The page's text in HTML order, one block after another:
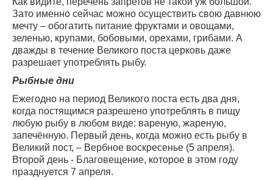
Зато именно сейчас можно осуществить свою давнюю
мечту – обогатить питание фруктами и овощами,
зеленью, крупами, бобовыми, орехами, грибами. А
дважды в течение Великого поста церковь даже
разрешает употреблять рыбу.
Рыбные дни
Ежегодно на период Великого поста есть два дня,
когда постящимся разрешено употреблять в пищу
любую рыбу в любом виде: вареную, жареную,
запечённую. Первый день, когда можно есть рыбу в
Великий пост, – Вербное воскресенье (5 апреля).
Второй день - Благовещение, которое в этом году
празднуется 7 апреля.